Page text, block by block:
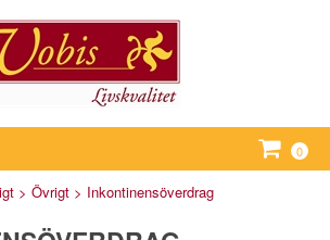
0
> Övrigt > Inkontinensöverdrag